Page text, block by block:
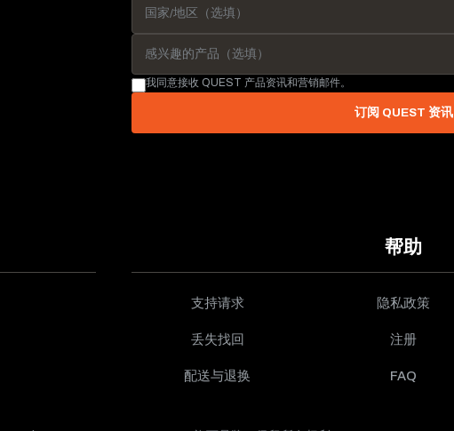
帮助
支持请求 隐私政策
丢失找回 注册
配送与退换 FAQ
我同意接收 QUEST 产品资讯和营销邮件。
订阅 QUEST 资讯